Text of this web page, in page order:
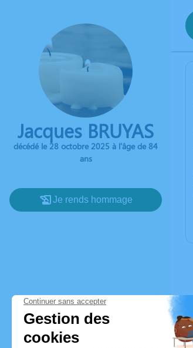
Jacques BRUYAS
décédé le 28 octobre 2025 à l'âge de 84
ans
Je rends hommage